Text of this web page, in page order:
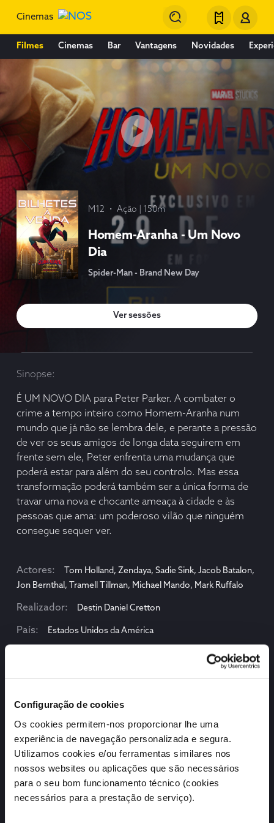
Configuração de cookies
Os cookies permitem-nos proporcionar lhe uma
experiência de navegação personalizada e segura.
Utilizamos cookies e/ou ferramentas similares nos
nossos websites ou aplicações que são necessários
para o seu bom funcionamento técnico (cookies
necessários para a prestação de serviço).
Cinemas
Filmes Cinemas Bar Vantagens Novidades
M12 ・ Ação | 150m
Homem-Aranha - Um Novo
Dia
Spider-Man - Brand New Day
ver sessões
sinopse
É UM NOVO DIA para Peter Parker. A combater o
crime a tempo inteiro como Homem-Aranha num
mundo que já não se lembra dele, e perante a pressão
de ver os seus amigos de longa data seguirem em
frente sem ele, Peter enfrenta uma mudança que
poderá estar para além do seu controlo. Mas essa
transformação poderá também ser a única forma de
travar uma nova e chocante ameaça à cidade e às
pessoas que ama: um poderoso vilão que ninguém
consegue sequer ver.
actores
Tom Holland, Zendaya, Sadie Sink, Jacob Batalon,
Jon Bernthal, Tramell Tillman, Michael Mando, Mark Ruffalo
realizador Destin Daniel Cretton
país Estados Unidos da América